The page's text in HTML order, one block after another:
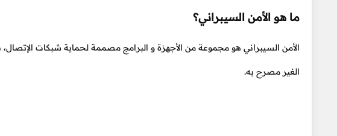
ما هو الأمن السيبراني؟
الأمن السيبراني هو مجموعة من الأجهزة و البرامج مصممة لحماية شبكات الإتصال،
الغير مصرح به.